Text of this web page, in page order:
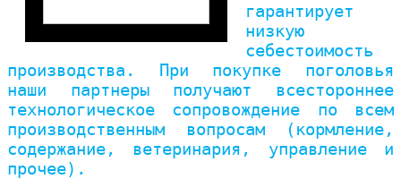
гарантирует
низкую
себестоимость
производства. При покупке поголовья
наши партнеры получают всестороннее
технологическое сопровождение по всем
производственным вопросам (кормление,
содержание, ветеринария, управление и
прочее).